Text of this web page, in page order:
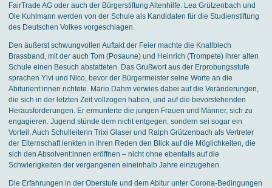
FairTrade AG oder auch der Bürgerstiftung Altenhilfe. Lea Grützenbach und
Ole Kuhlmann werden von der Schule als Kandidaten für die Studienstiftung
des Deutschen Volkes vorgeschlagen.
Den äußerst schwungvollen Auftakt der Feier machte die Knallblech
Brassband, mit der auch Tom (Posaune) und Heinrich (Trompete) ihrer alten
Schule einen Besuch abstatteten. Das Grußwort aus der Erprobungsstufe
sprachen Ylvi und Nico, bevor der Bürgermeister seine Worte an die
Abiturient:innen richtete. Mario Dahm verwies dabei auf die Veränderungen,
die sich in der letzten Zeit vollzogen haben, und auf die bevorstehenden
Herausforderungen. Er ermunterte die jungen Frauen und Männer, sich zu
engagieren. Jugend stünde dem nicht entgegen, sondern sei sogar ein
Vorteil. Auch Schulleiterin Trixi Glaser und Ralph Grützenbach als Vertreter
der Elternschaft lenkten in ihren Reden den Blick auf die Möglichkeiten, die
sich den Absolvent:innen eröffnen – nicht ohne ebenfalls auf die
Schwierigkeiten der vergangenen eineinhalb Jahre einzugehen.
Die Erfahrungen in der Oberstufe und dem Abitur unter Corona-Bedingungen